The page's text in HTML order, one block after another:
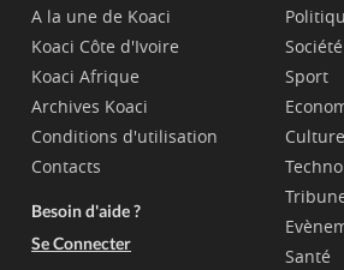
A la une de Koaci
Koaci Côte d'Ivoire
Koaci Afrique
Archives Koaci
Conditions d'utilisation
Contacts
Besoin d'aide ?
Se Connecter
Société
Sport
Culture
Santé